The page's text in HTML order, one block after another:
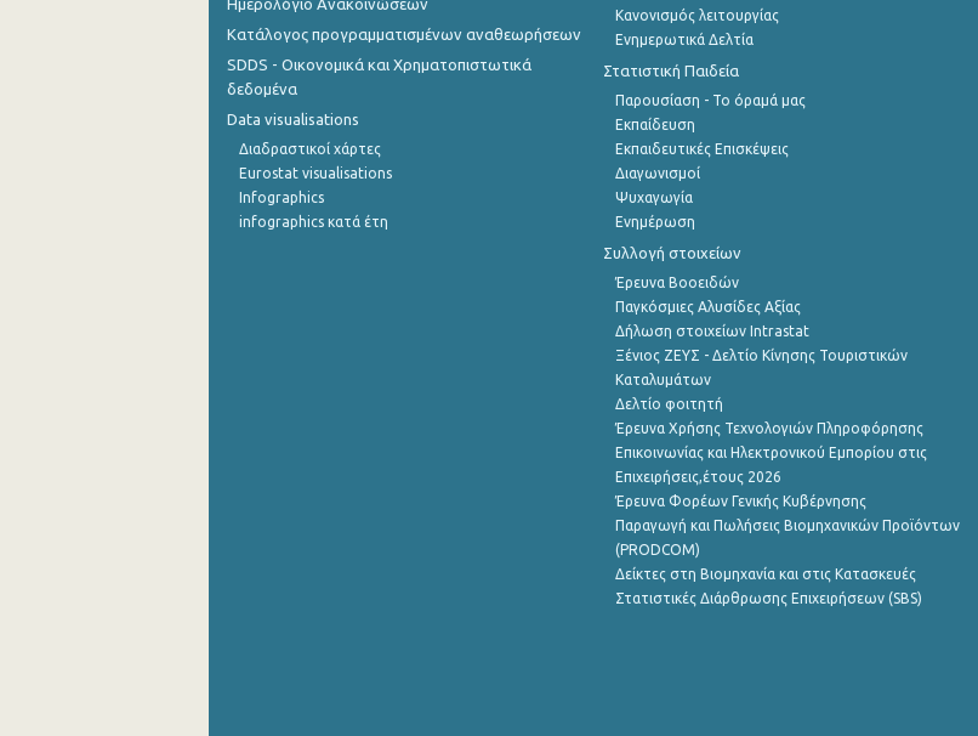
Μαρτίου 2022
Ιανουαρίου 2022
Δεκεμβρίου 2021
Νοεμβρίου 2021
Ημερολόγιο Ανακοινώσεων
Κατάλογος προγραμματισμένων αναθεωρήσεων
SDDS - Οικονομικά και Χρηματοπιστωτικά
δεδομένα
Data visualisations
Διαδραστικοί χάρτες
Eurostat visualisations
Infographics
infographics κατά έτη
Κανονισμός λειτουργίας
Ενημερωτικά Δελτία
Στατιστική Παιδεία
Παρουσίαση - Το όραμά μας
Εκπαίδευση
Εκπαιδευτικές Επισκέψεις
Διαγωνισμοί
Ψυχαγωγία
Ενημέρωση
Συλλογή στοιχείων
Έρευνα Βοοειδών
Παγκόσμιες Αλυσίδες Αξίας
Δήλωση στοιχείων Intrastat
Ξένιος ΖΕΥΣ - Δελτίο Κίνησης Τουριστικών
Καταλυμάτων
Δελτίο φοιτητή
Έρευνα Χρήσης Τεχνολογιών Πληροφόρησης
Επικοινωνίας και Ηλεκτρονικού Εμπορίου στις
Επιχειρήσεις,έτους 2026
Έρευνα Φορέων Γενικής Κυβέρνησης
Παραγωγή και Πωλήσεις Βιομηχανικών Προϊόντων
(PRODCOM)
Δείκτες στη Βιομηχανία και στις Κατασκευές
Στατιστικές Διάρθρωσης Επιχειρήσεων (SBS)